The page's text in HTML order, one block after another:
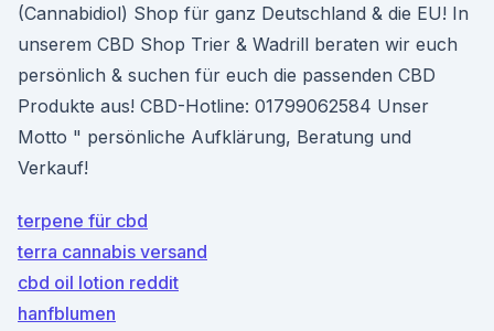
(Cannabidiol) Shop für ganz Deutschland & die EU! In
unserem CBD Shop Trier & Wadrill beraten wir euch
persönlich & suchen für euch die passenden CBD
Produkte aus! CBD-Hotline: 01799062584 Unser
Motto " persönliche Aufklärung, Beratung und
Verkauf!
terpene für cbd
terra cannabis versand
cbd oil lotion reddit
hanfblumen